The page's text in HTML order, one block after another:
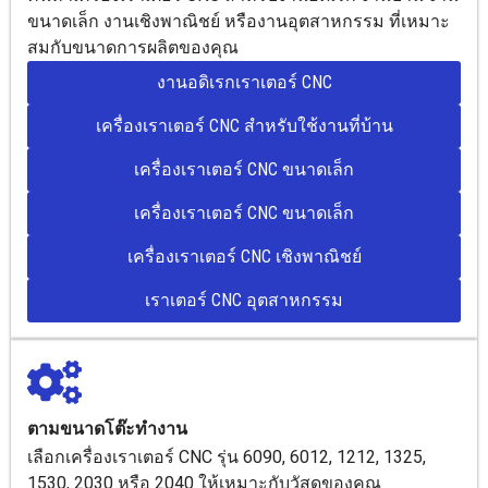
ขนาดเล็ก งานเชิงพาณิชย์ หรืองานอุตสาหกรรม ที่เหมาะ
สมกับขนาดการผลิตของคุณ
งานอดิเรกเราเตอร์ CNC
เครื่องเราเตอร์ CNC สำหรับใช้งานที่บ้าน
เครื่องเราเตอร์ CNC ขนาดเล็ก
เครื่องเราเตอร์ CNC ขนาดเล็ก
เครื่องเราเตอร์ CNC เชิงพาณิชย์
เราเตอร์ CNC อุตสาหกรรม
ตามขนาดโต๊ะทำงาน
เลือกเครื่องเราเตอร์ CNC รุ่น 6090, 6012, 1212, 1325,
1530, 2030 หรือ 2040 ให้เหมาะกับวัสดุของคุณ